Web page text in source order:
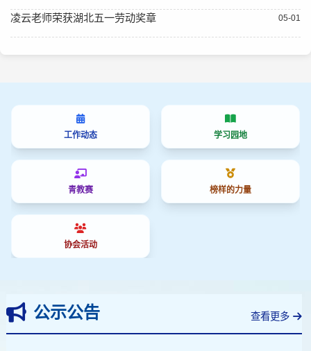
凌云老师荣获湖北五一劳动奖章 05-01
工作动态 学习园地
青教赛 榜样的力量
协会活动
公示公告 查看更多